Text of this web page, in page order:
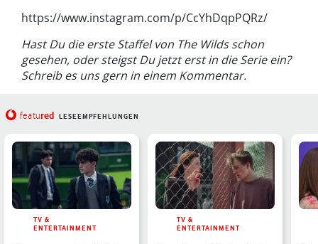
https://www.instagram.com/p/CcYhDqpPQRz/
Hast Du die erste Staffel von The Wilds schon
gesehen, oder steigst Du jetzt erst in die Serie ein?
Schreib es uns gern in einem Kommentar.
featured LESEEMPFEHLUNGEN
TV &
ENTERTAINMENT
TV &
ENTERTAINMENT